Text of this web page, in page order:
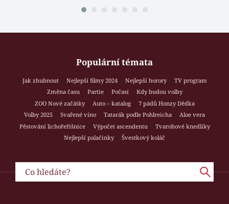
Populární témata
Jak zhubnout Nejlepší filmy 2024 Nejlepší horory
TV program
Změna času
Partie Počasí
Kdy budou volby
ZOO Nové začátky
Auto – katalog
7 pádů Honzy Dědka
Volby 2025
Svařené víno Tatarák podle Pohlreicha
Aloe vera
Pěstování lichořeřišnice
Výpočet ascendentu
Tvarohové knedlíky
Nejlepší palačinky
Švestkový koláč